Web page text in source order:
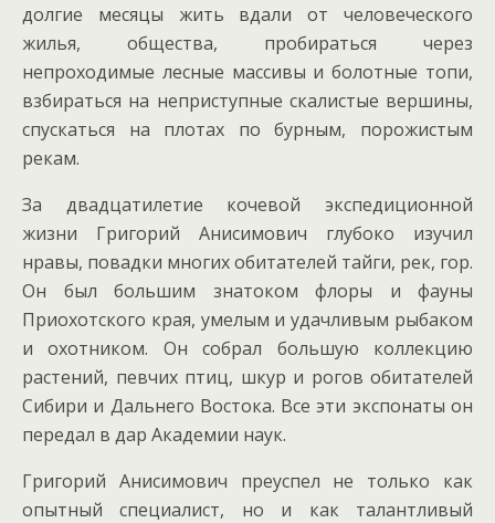
долгие месяцы жить вдали от человеческого
жилья, общества, пробираться через
непроходимые лесные массивы и болотные топи,
взбираться на неприступные скалистые вершины,
спускаться на плотах по бурным, порожистым
рекам.
За двадцатилетие кочевой экспедиционной
жизни Григорий Анисимович глубоко изучил
нравы, повадки многих обитателей тайги, рек, гор.
Он был большим знатоком флоры и фауны
Приохотского края, умелым и удачливым рыбаком
и охотником. Он собрал большую коллекцию
растений, певчих птиц, шкур и рогов обитателей
Сибири и Дальнего Востока. Все эти экспонаты он
передал в дар Академии наук.
Григорий Анисимович преуспел не только как
опытный специалист, но и как талантливый